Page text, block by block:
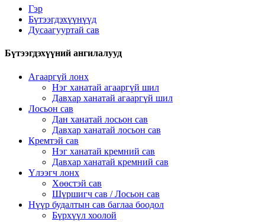
Гэр
Бүтээгдэхүүнүүд
Дусаагууртай сав
Бүтээгдэхүүний ангилалууд
Агааргүй лонх
Нэг ханатай агааргүй шил
Давхар ханатай агааргүй шил
Лосьон сав
Дан ханатай лосьон сав
Давхар ханатай лосьон сав
Кремтэй сав
Нэг ханатай кремний сав
Давхар ханатай кремний сав
Үлээгч лонх
Хөөстэй сав
Шүршигч сав / Лосьон сав
Нүүр будалтын сав баглаа боодол
Бүрхүүл хоолой